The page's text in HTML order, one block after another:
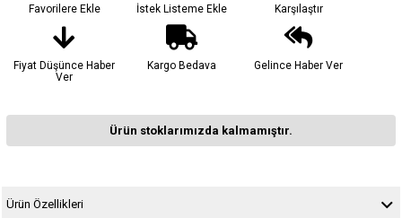
Favorilere Ekle İstek Listeme Ekle Karşılaştır
Fiyat Düşünce Haber
Ver
Kargo Bedava Gelince Haber Ver
Ürün stoklarımızda kalmamıştır.
Ürün Özellikleri